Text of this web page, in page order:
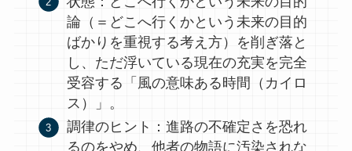
論（＝どこへ行くかという未来の目的
ばかりを重視する考え方）を削ぎ落と
し、ただ浮いている現在の充実を完全
受容する「風の意味ある時間（カイロ
ス）」。
調律のヒント：進路の不確定さを恐れ
るのをやめ、他者の物語に汚染されな